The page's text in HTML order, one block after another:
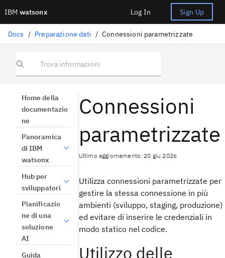
IBM watsonx Log In Sign Up
Docs / Preparazione dati / Connessioni parametrizzate
Trova informazioni
Home della
documentazio
ne
Panoramica
di IBM
watsonx
Hub per
sviluppatori
Pianificazio
ne di una
soluzione
AI
Guida
Connessioni
parametrizzate
Ultimo aggiornamento: 20 giu 2026
Utilizza connessioni parametrizzate per
gestire la stessa connessione in più
ambienti (sviluppo, staging, produzione)
ed evitare di inserire le credenziali in
modo statico nel codice.
Utilizzo delle